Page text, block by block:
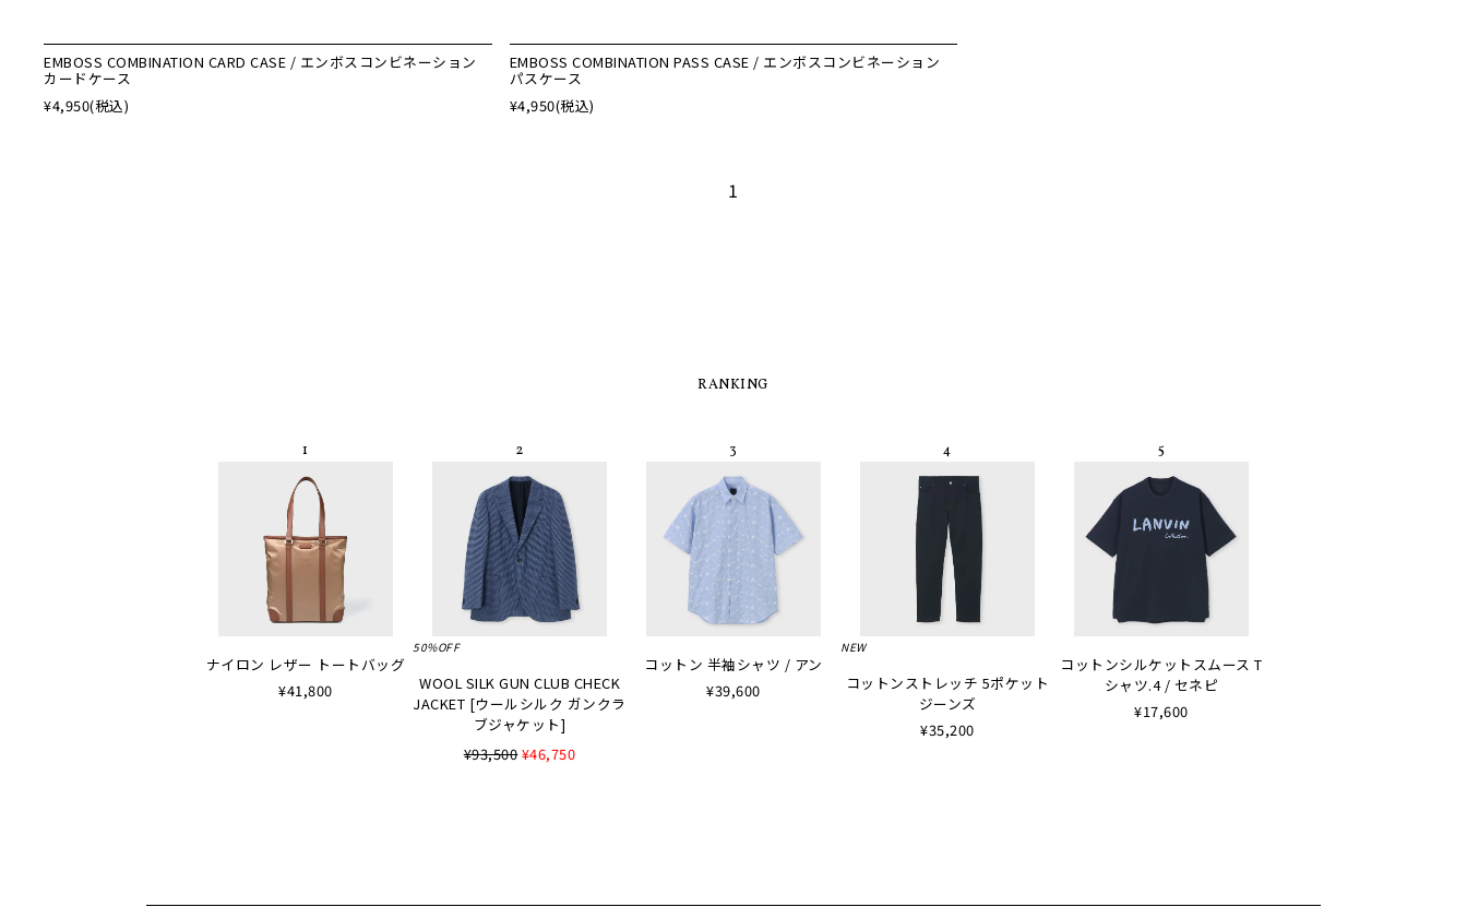
EMBOSS COMBINATION CARD CASE / エンボスコンビネーション
カードケース
¥4,950(税込)
EMBOSS COMBINATION PASS CASE / エンボスコンビネーション
パスケース
¥4,950(税込)
1
RANKING
ナイロン レザー トートバッグ
¥41,800
50%OFF
WOOL SILK GUN CLUB CHECK
JACKET [ウールシルク ガンクラ
ブジャケット]
¥93,500¥46,750
コットン 半袖シャツ / アン
¥39,600
NEW
コットンストレッチ 5ポケット
ジーンズ
¥35,200
コットンシルケットスムース T
シャツ.4 / セネピ
¥17,600